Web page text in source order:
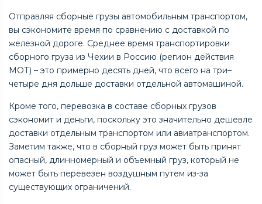
Отправляя сборные грузы автомобильным транспортом,
вы сэкономите время по сравнению с доставкой по
железной дороге. Среднее время транспортировки
сборного груза из Чехии в Россию (регион действия
МОТ) – это примерно десять дней, что всего на три–
четыре дня дольше доставки отдельной автомашиной.
Кроме того, перевозка в составе сборных грузов
сэкономит и деньги, поскольку это значительно дешевле
доставки отдельным транспортом или авиатранспортом.
Заметим также, что в сборный груз может быть принят
опасный, длинномерный и объемный груз, который не
может быть перевезен воздушным путем из-за
существующих ограничений.